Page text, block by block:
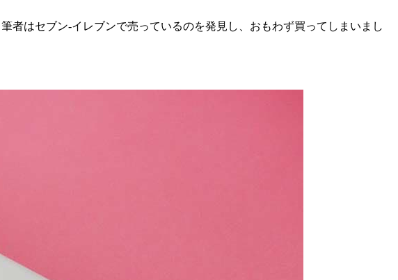
者はセブン-イレブンで売っているのを発見し、おもわず買ってしまいまし